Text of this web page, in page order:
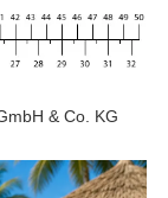
& Co. KG